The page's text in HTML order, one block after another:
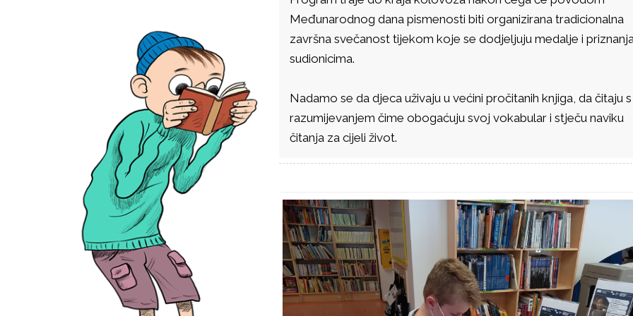
Međunarodnog dana pismenosti biti organizirana tradicionalna
završna svečanost tijekom koje se dodjeljuju medalje i
sudionicima.
Nadamo se da djeca uživaju u većini pročitanih knjiga, da čitaju s
razumijevanjem čime obogaćuju svoj vokabular i stječu naviku
čitanja za cijeli život.